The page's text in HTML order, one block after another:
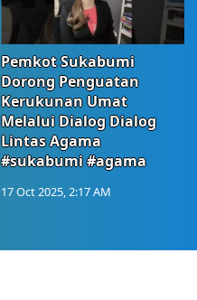
Pemkot Sukabumi
Dorong Penguatan
Kerukunan Umat
Melalui Dialog Dialog
Lintas Agama
#sukabumi #agama
17 Oct 2025, 2:17 AM